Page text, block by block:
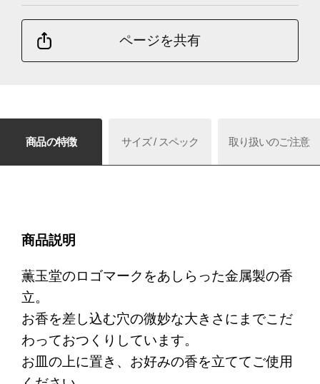
ページを共有
商品の特徴 サイズ / スペック 取り扱いのご注意
商品説明
薫玉堂のロゴマークをあしらった金属製の香
立。
お香を差し込む穴の微妙な大きさにまでこだ
わっておつくりしています。
お皿の上に置き、お好みの香を立ててご使用